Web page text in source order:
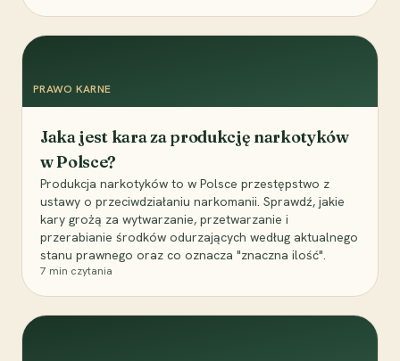
PRAWO KARNE
Jaka jest kara za produkcję narkotyków
w Polsce?
Produkcja narkotyków to w Polsce przestępstwo z
ustawy o przeciwdziałaniu narkomanii. Sprawdź, jakie
kary grożą za wytwarzanie, przetwarzanie i
przerabianie środków odurzających według aktualnego
stanu prawnego oraz co oznacza "znaczna ilość".
7 min czytania